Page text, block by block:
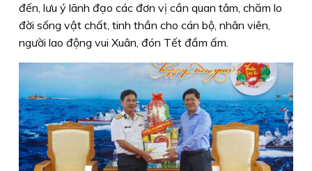
đến, lưu ý lãnh đạo các đơn vị cần quan tâm, chăm lo
đời sống vật chất, tinh thần cho cán bộ, nhân viên,
người lao động vui Xuân, đón Tết đầm ấm.